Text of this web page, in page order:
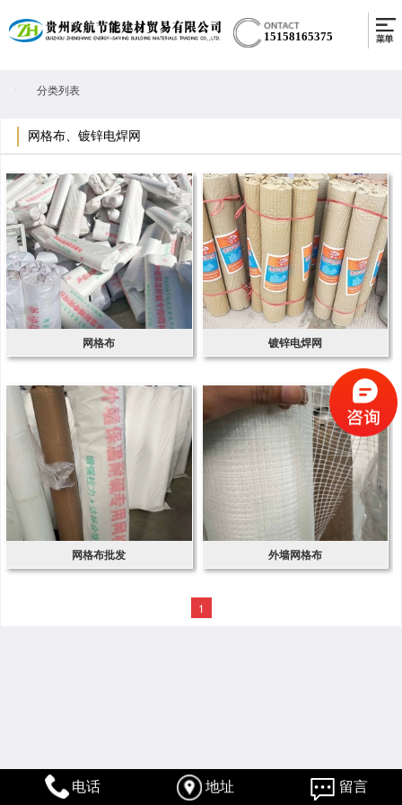
15158165375
分类列表
网格布、镀锌电焊网
网格布 镀锌电焊网
网格布批发 外墙网格布
1
电话 地址 留言